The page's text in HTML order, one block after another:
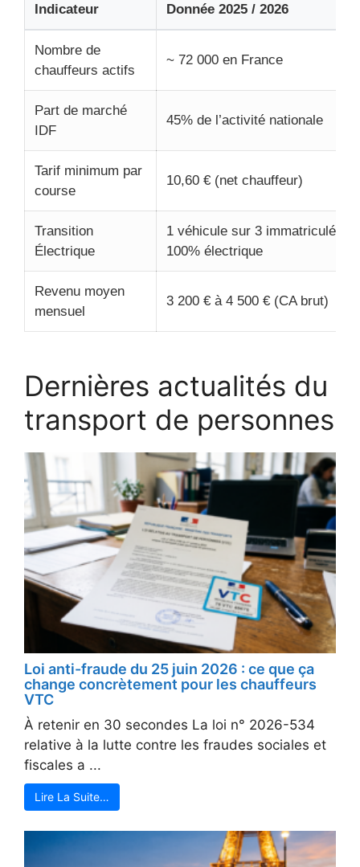
Indicateur Donnée 2025 / 2026
Nombre de
chauffeurs actifs
~ 72 000 en France
Part de marché
IDF
45% de l’activité nationale
Tarif minimum par
course
10,60 € (net chauffeur)
Transition
Électrique
1 véhicule sur 3 immatriculé est
100% électrique
Revenu moyen
mensuel
3 200 € à 4 500 € (CA brut)
Dernières actualités du
transport de personnes
Loi anti-fraude du 25 juin 2026 : ce que ça
change concrètement pour les chauffeurs
VTC
À retenir en 30 secondes La loi n° 2026-534
relative à la lutte contre les fraudes sociales et
fiscales a ...
Lire La Suite…